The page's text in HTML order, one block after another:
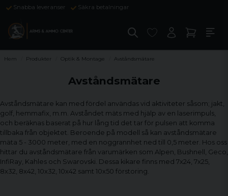
Snabba leveranser Säkra betalningar
Hem Produkter Optik & Montage Avståndsmätare
Avståndsmätare
Avståndsmätare kan med fördel användas vid aktiviteter såsom; jakt,
golf, hemmafix, m.m. Avståndet mäts med hjälp av en laserimpuls,
och beräknas baserat på hur lång tid det tar för pulsen att komma
tillbaka från objektet. Beroende på modell så kan avståndsmätare
mäta 5 - 3000 meter, med en noggrannhet ned till 0,5 meter. Hos oss
hittar du avståndsmätare från varumärken som Alpen, Bushnell, Geco,
InfiRay, Kahles och Swarovski. Dessa kikare finns med 7x24, 7x25,
8x32, 8x42, 10x32, 10x42 samt 10x50 förstoring.